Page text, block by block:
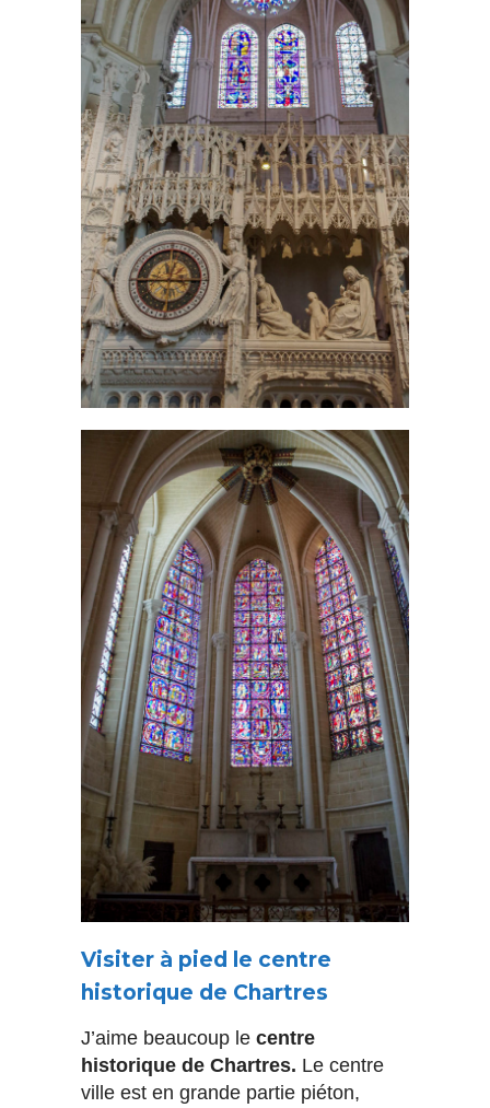
Visiter à pied le centre
historique de Chartres
J’aime beaucoup le centre
historique de Chartres. Le centre
ville est en grande partie piéton,